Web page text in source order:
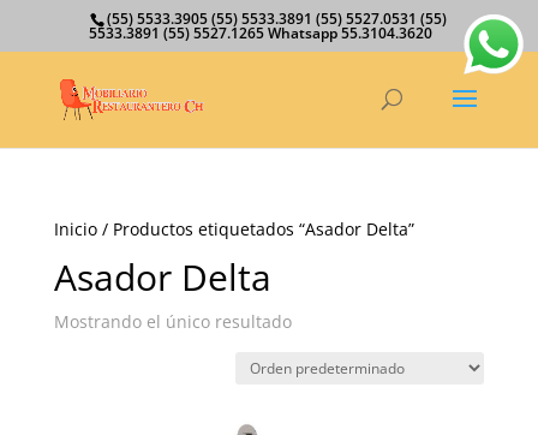
(55) 5533.3905 (55) 5533.3891 (55) 5527.0531 (55)
5533.3891 (55) 5527.1265 Whatsapp 55.3104.3620
Inicio/ Productos etiquetados “Asador Delta”
Asador Delta
Mostrando el único resultado